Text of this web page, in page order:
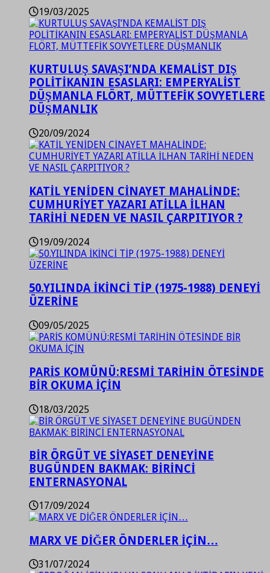
19/03/2025
KURTULUŞ SAVAŞI’NDA KEMALİST DIŞ
POLİTİKANIN ESASLARI: EMPERYALİST
DÜŞMANLA FLÖRT, MÜTTEFİK SOVYETLERE
DÜŞMANLIK
20/09/2024
KATİL YENİDEN CİNAYET MAHALİNDE:
CUMHURİYET YAZARI ATİLLA İLHAN
TARİHİ NEDEN VE NASIL ÇARPITIYOR ?
19/09/2024
50.YILINDA İKİNCİ TİP (1975-1988) DENEYİ
ÜZERİNE
09/05/2025
PARİS KOMÜNÜ:RESMİ TARİHİN ÖTESİNDE
BİR OKUMA İÇİN
18/03/2025
BİR ÖRGÜT VE SİYASET DENEYİNE
BUGÜNDEN BAKMAK: BİRİNCİ
ENTERNASYONAL
17/09/2024
MARX VE DİĞER ÖNDERLER İÇİN…
31/07/2024